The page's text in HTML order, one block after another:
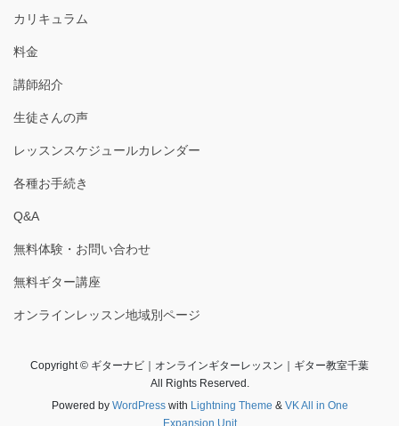
カリキュラム
料金
講師紹介
生徒さんの声
レッスンスケジュールカレンダー
各種お手続き
Q&A
無料体験・お問い合わせ
無料ギター講座
オンラインレッスン地域別ページ
Copyright © ギターナビ｜オンラインギターレッスン｜ギター教室千葉
All Rights Reserved.
Powered by WordPresswith Lightning Theme & VK All in One
Expansion Unit